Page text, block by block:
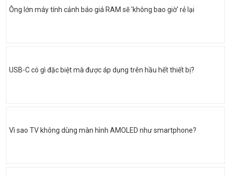
Ông lớn máy tính cảnh báo giá RAM sẽ 'không bao giờ' rẻ lại
USB-C có gì đặc biệt mà được áp dụng trên hầu hết thiết bị?
Vì sao TV không dùng màn hình AMOLED như smartphone?